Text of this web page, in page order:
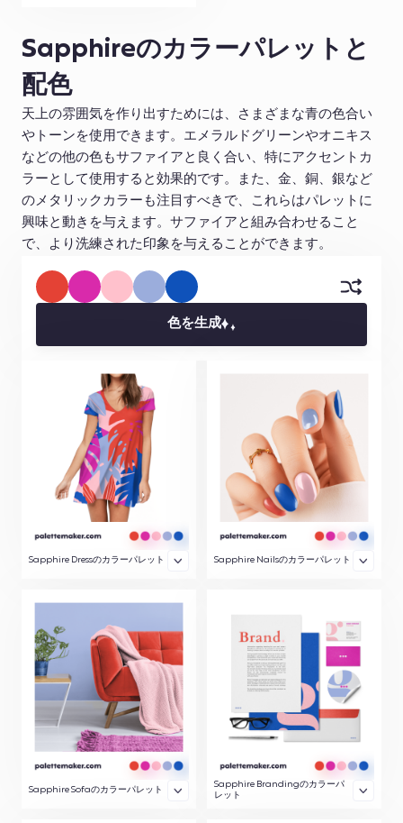
Sapphireのカラーパレットと
配色
天上の雰囲気を作り出すためには、さまざまな青の色合い
やトーンを使用できます。エメラルドグリーンやオニキス
などの他の色もサファイアと良く合い、特にアクセントカ
ラーとして使用すると効果的です。また、金、銅、銀など
のメタリックカラーも注目すべきで、これらはパレットに
興味と動きを与えます。サファイアと組み合わせること
で、より洗練された印象を与えることができます。
色を生成
Sapphire Dressのカラーパレット Sapphire Nailsのカラーパレット
Sapphire Sofaのカラーパレット
Sapphire Brandingのカラーパ
レット